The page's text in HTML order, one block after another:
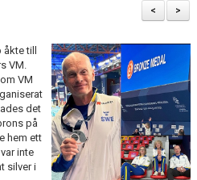
>
<
till
VM.
VM
det
på
hem ett
inte
silver i